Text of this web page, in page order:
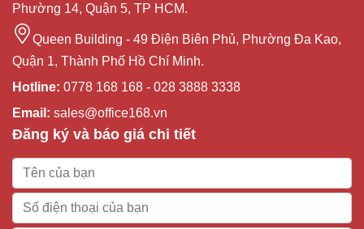
Phường 14, Quận 5, TP HCM.
Queen Building - 49 Điện Biên Phủ, Phường Đa Kao,
Quận 1, Thành Phố Hồ Chí Minh.
Hotline: 0778 168 168 - 028 3888 3338
Email: sales@office168.vn
Đăng ký và báo giá chi tiết